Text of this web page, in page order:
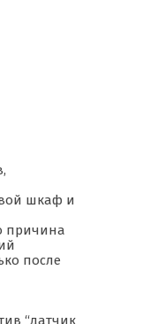
шкаф и
причина
после
“датчик